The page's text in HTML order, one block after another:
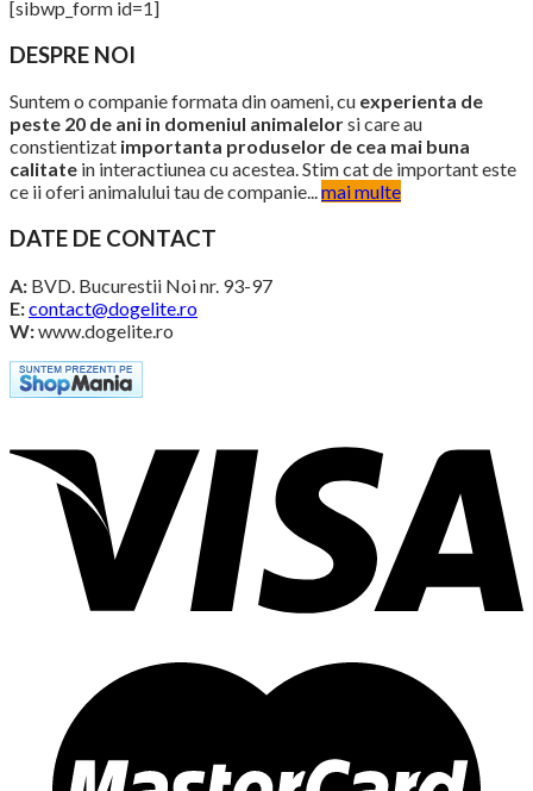
[sibwp_form id=1]
DESPRE NOI
Suntem o companie formata din oameni, cu experienta de
peste 20 de ani in domeniul animalelorsi care au
constientizat importanta produselor de cea mai buna
calitate in interactiunea cu acestea. Stim cat de important este
ce ii oferi animalului tau de companie...mai multe
DATE DE CONTACT
A: BVD. Bucurestii Noi nr. 93-97
E:contact@dogelite.ro
W:www.dogelite.ro